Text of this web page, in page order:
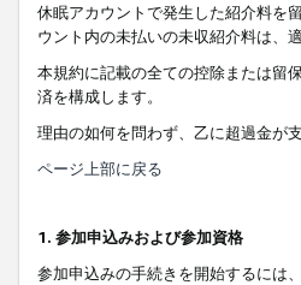
休眠アカウントで発生した紹介料を
ウント内の未払いの未収紹介料は、
本規約に記載の全ての控除または留
済を構成します。
理由の如何を問わず、乙に超過金が
ページ上部に戻る
1. 参加申込みおよび参加資格
参加申込みの手続きを開始するには